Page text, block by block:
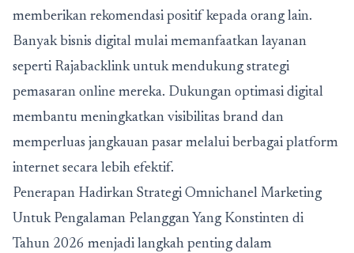
memberikan rekomendasi positif kepada orang lain.
Banyak bisnis digital mulai memanfaatkan layanan
seperti Rajabacklinkuntuk mendukung strategi
pemasaran online mereka. Dukungan optimasi digital
membantu meningkatkan visibilitas brand dan
memperluas jangkauan pasar melalui berbagai platform
internet secara lebih efektif.
Penerapan Hadirkan Strategi Omnichanel Marketing
Untuk Pengalaman Pelanggan Yang Konstinten di
Tahun 2026 menjadi langkah penting dalam